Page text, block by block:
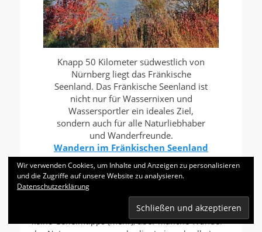
Knapp 50 Kilometer südwestlich von
Nürnberg liegt das Fränkische
Seenland. Das Fränkische Seenland ist
nicht nur für Wassernixen und
Wassersportler ein ideales Ziel,
sondern auch für alle Naturliebhaber
und Wanderfreunde.
Wandern im Fränkischen Seenland
Am Alpenrand
Wen es in die Alpen zieht, dem können wir auch
ein paar Empfehlungen ans Herz legen. Zwar
keine Geheimtipps (mehr), aber manche Wunder
Wir verwenden Cookies, um Inhalte und Anzeigen zu personalisieren
und die Zugriffe auf unsere Website zu analysieren.
Datenschutzerklärung